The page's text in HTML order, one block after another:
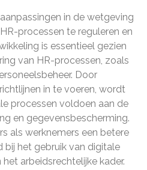
in de wetgeving
processen te reguleren en
is essentieel gezien
van HR-processen, zoals
Door
in te voeren, wordt
processen voldoen aan de
en gegevensbescherming.
als werknemers een betere
bij het gebruik van digitale
arbeidsrechtelijke kader.